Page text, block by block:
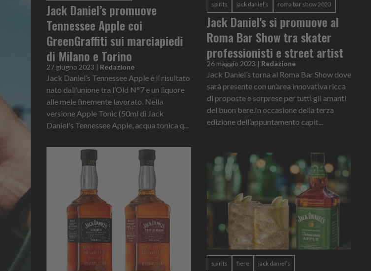
Jack Daniel’s promuove
Tennessee Apple coi
GreenGraffiti sui marciapiedi
di Milano e Torino
27 giugno 2023 | Redazione
Jack Daniel’s Tennessee Apple è il risultato
nato dall’unione tra l’Old N°7 e un liquore
alle mele finemente lavorato. Nella
versione Apple Tonic (50ml di Jack
Daniel's Tennessee Apple, acqua tonica q...
spirits jack daniel’s roma bar show 2023
Jack Daniel's si promuove al
Roma Bar Show tra skater
professionisti e street artist
26 maggio 2023 Redazione
Jack Daniel’s torna al Roma Bar Show dove
sarà presente con un’area innovativa ricca
di proposte e sorprese per tutti gli amanti
del buon bere.In occasione della terza
edizione dell’appuntamento capit...
spirits fiere jack daniel’s